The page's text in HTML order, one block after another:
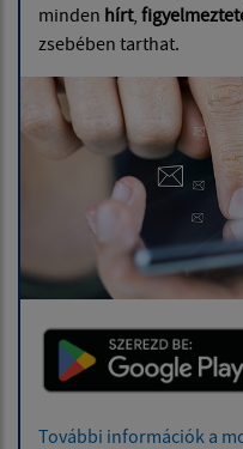
minden hírt,
zsebében tarthat.
További információk a